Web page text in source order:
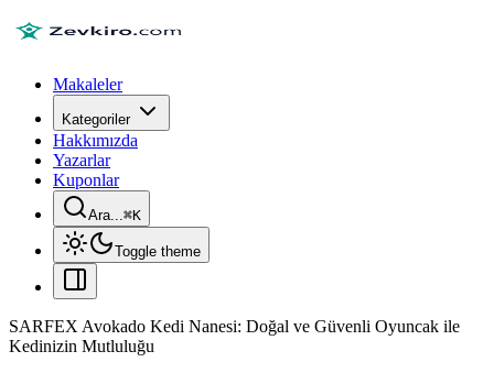
Makaleler
Kategoriler
Hakkımızda
Yazarlar
Kuponlar
Ara...⌘K
Toggle theme
SARFEX Avokado Kedi Nanesi: Doğal ve Güvenli Oyuncak ile
Kedinizin Mutluluğu